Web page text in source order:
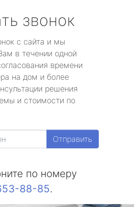
звонок
с сайта и мы
в течении одной
времени
на дом и более
решения
и стоимости по
Отправить
по номеру
88-85.